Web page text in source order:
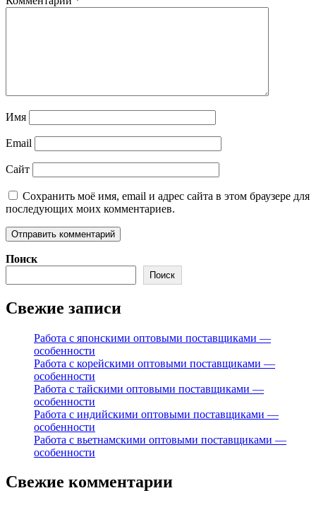
Имя
Email
Сайт
Сохранить моё имя, email и адрес сайта в этом браузере для
последующих моих комментариев.
Поиск
Поиск
Свежие записи
Работа с японскими оптовыми поставщиками —
особенности
Работа с корейскими оптовыми поставщиками —
особенности
Работа с тайскими оптовыми поставщиками —
особенности
Работа с индийскими оптовыми поставщиками —
особенности
Работа с вьетнамскими оптовыми поставщиками —
особенности
Свежие комментарии